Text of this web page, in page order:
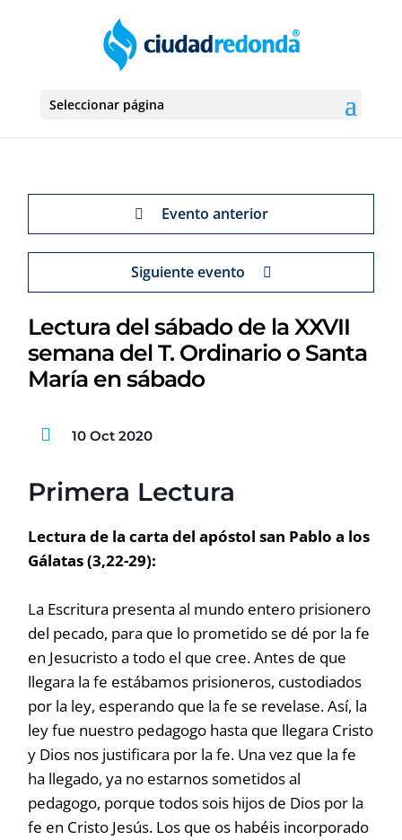
Seleccionar página
Evento anterior
Siguiente evento
Lectura del sábado de la XXVII
semana del T. Ordinario o Santa
María en sábado
10 Oct 2020
Primera Lectura
Lectura de la carta del apóstol san Pablo a los
Gálatas (3,22-29):
La Escritura presenta al mundo entero prisionero
del pecado, para que lo prometido se dé por la fe
en Jesucristo a todo el que cree. Antes de que
llegara la fe estábamos prisioneros, custodiados
por la ley, esperando que la fe se revelase. Así, la
ley fue nuestro pedagogo hasta que llegara Cristo
y Dios nos justificara por la fe. Una vez que la fe
ha llegado, ya no estarnos sometidos al
pedagogo, porque todos sois hijos de Dios por la
fe en Cristo Jesús. Los que os habéis incorporado